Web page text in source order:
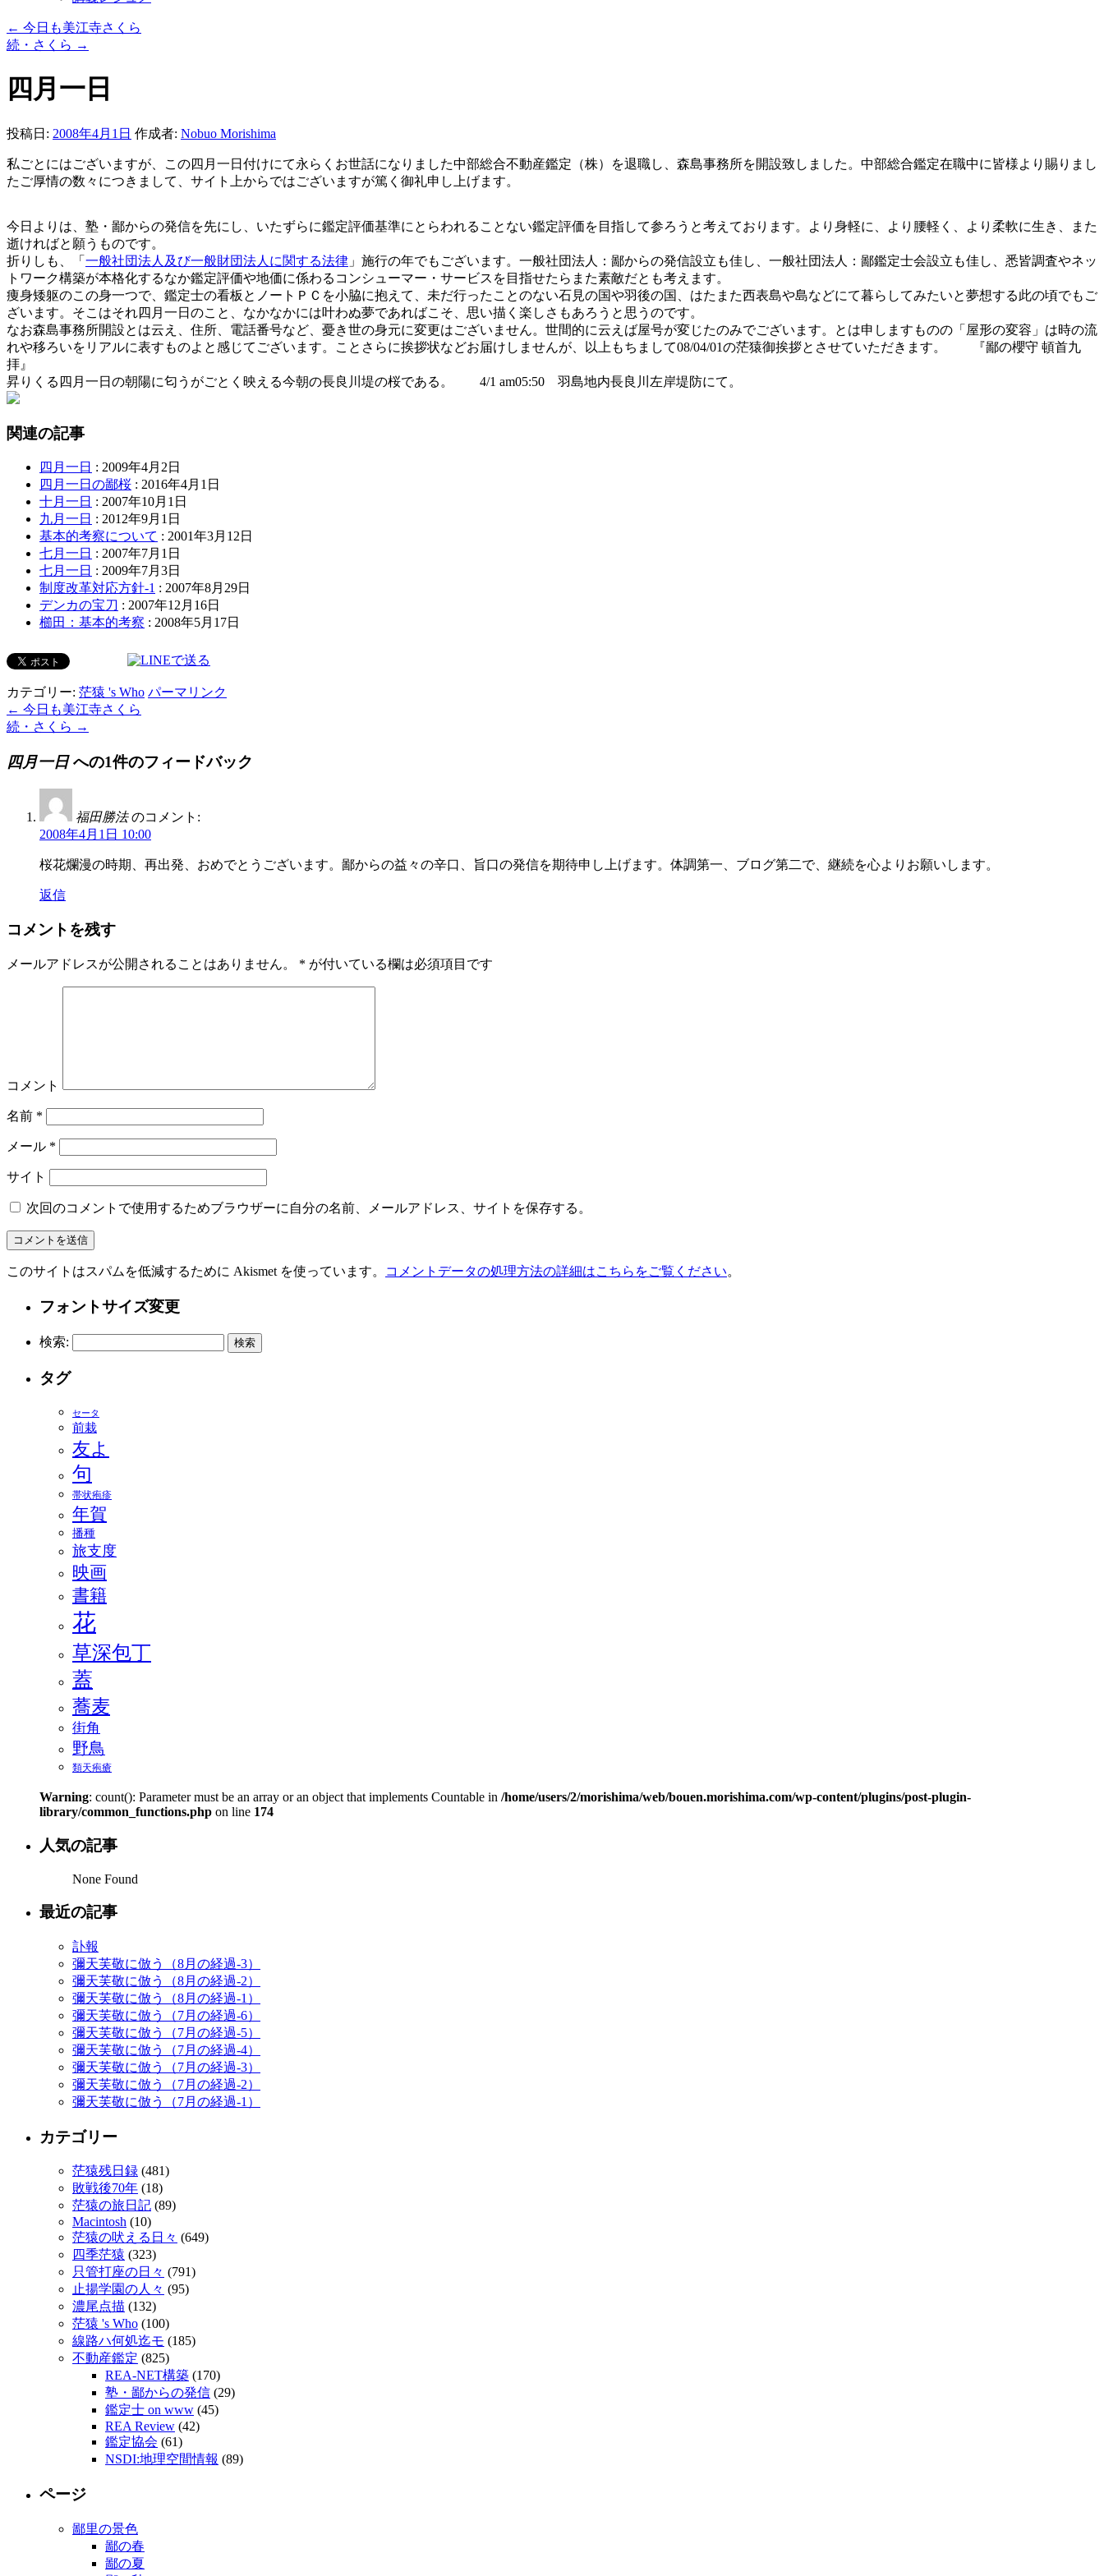
← 今日も美江寺さくら
続・さくら →
四月一日
投稿日: 2008年4月1日 作成者: Nobuo Morishima
私ごとにはございますが、この四月一日付けにて永らくお世話になりました中部総合不動産鑑定（株）を退職し、森島事務所を開設致しました。中部総合鑑定在職中に皆様より賜りまし
たご厚情の数々につきまして、サイト上からではございますが篤く御礼申し上げます。
今日よりは、塾・鄙からの発信を先にし、いたずらに鑑定評価基準にとらわれることない鑑定評価を目指して参ろうと考えております。より身軽に、より腰軽く、より柔軟に生き、また
逝ければと願うものです。
折りしも、「 一般社団法人及び一般財団法人に関する法律 」施行の年でもございます。一般社団法人：鄙からの発信設立も佳し、一般社団法人：鄙鑑定士会設立も佳し、悉皆調査やネッ
トワーク構築が本格化するなか鑑定評価や地価に係わるコンシューマー・サービスを目指せたらまた素敵だとも考えます。
痩身矮躯のこの身一つで、鑑定士の看板とノートＰＣを小脇に抱えて、未だ行ったことのない石見の国や羽後の国、はたまた西表島や島などにて暮らしてみたいと夢想する此の頃でもご
ざいます。そこはそれ四月一日のこと、なかなかには叶わぬ夢であればこそ、思い描く楽しさもあろうと思うのです。
なお森島事務所開設とは云え、住所、電話番号など、憂き世の身元に変更はございません。世間的に云えば屋号が変じたのみでございます。とは申しますものの「屋形の変容」は時の流
れや移ろいをリアルに表すものよと感じてございます。ことさらに挨拶状などお届けしませんが、以上もちまして08/04/01の茫猿御挨拶とさせていただきます。 『鄙の櫻守 頓首九
拝』
昇りくる四月一日の朝陽に匂うがごとく映える今朝の長良川堤の桜である。 4/1 am05:50 羽島地内長良川左岸堤防にて。
関連の記事
四月一日 : 2009年4月2日
四月一日の鄙桜 : 2016年4月1日
十月一日 : 2007年10月1日
九月一日 : 2012年9月1日
基本的考察について : 2001年3月12日
七月一日 : 2007年7月1日
七月一日 : 2009年7月3日
制度改革対応方針-1 : 2007年8月29日
デンカの宝刀 : 2007年12月16日
櫛田：基本的考察 : 2008年5月17日
カテゴリー: 茫猿 's Who パーマリンク
← 今日も美江寺さくら
続・さくら →
四月一日への1件のフィードバック
福田勝法 のコメント:
2008年4月1日 10:00
桜花爛漫の時期、再出発、おめでとうございます。鄙からの益々の辛口、旨口の発信を期待申し上げます。体調第一、ブログ第二で、継続を心よりお願いします。
返信
コメントを残す
メールアドレスが公開されることはありません。 * が付いている欄は必須項目です
コメント
名前 *
メール *
サイト
次回のコメントで使用するためブラウザーに自分の名前、メールアドレス、サイトを保存する。
このサイトはスパムを低減するために Akismet を使っています。 コメントデータの処理方法の詳細はこちらをご覧ください。
フォントサイズ変更
検索:
タグ
セータ
前栽
友よ
句
帯状疱疹
年賀
播種
旅支度
映画
書籍
花
草深包丁
蓋
蕎麦
街角
野鳥
類天疱瘡
Warning: count(): Parameter must be an array or an object that implements Countable in /home/users/2/morishima/web/bouen.morishima.com/wp-content/plugins/post-plugin-
library/common_functions.php on line 174
人気の記事
None Found
最近の記事
訃報
彌天芙敬に倣う（8月の経過-3）
彌天芙敬に倣う（8月の経過-2）
彌天芙敬に倣う（8月の経過-1）
彌天芙敬に倣う（7月の経過-6）
彌天芙敬に倣う（7月の経過-5）
彌天芙敬に倣う（7月の経過-4）
彌天芙敬に倣う（7月の経過-3）
彌天芙敬に倣う（7月の経過-2）
彌天芙敬に倣う（7月の経過-1）
カテゴリー
茫猿残日録 (481)
敗戦後70年 (18)
茫猿の旅日記 (89)
Macintosh (10)
茫猿の吠える日々 (649)
四季茫猿 (323)
只管打座の日々 (791)
止揚学園の人々 (95)
濃尾点描 (132)
茫猿 's Who (100)
線路ハ何処迄モ (185)
不動産鑑定 (825)
REA-NET構築 (170)
塾・鄙からの発信 (29)
鑑定士 on www (45)
REA Review (42)
鑑定協会 (61)
NSDI:地理空間情報 (89)
ページ
鄙里の景色
鄙の春
鄙の夏